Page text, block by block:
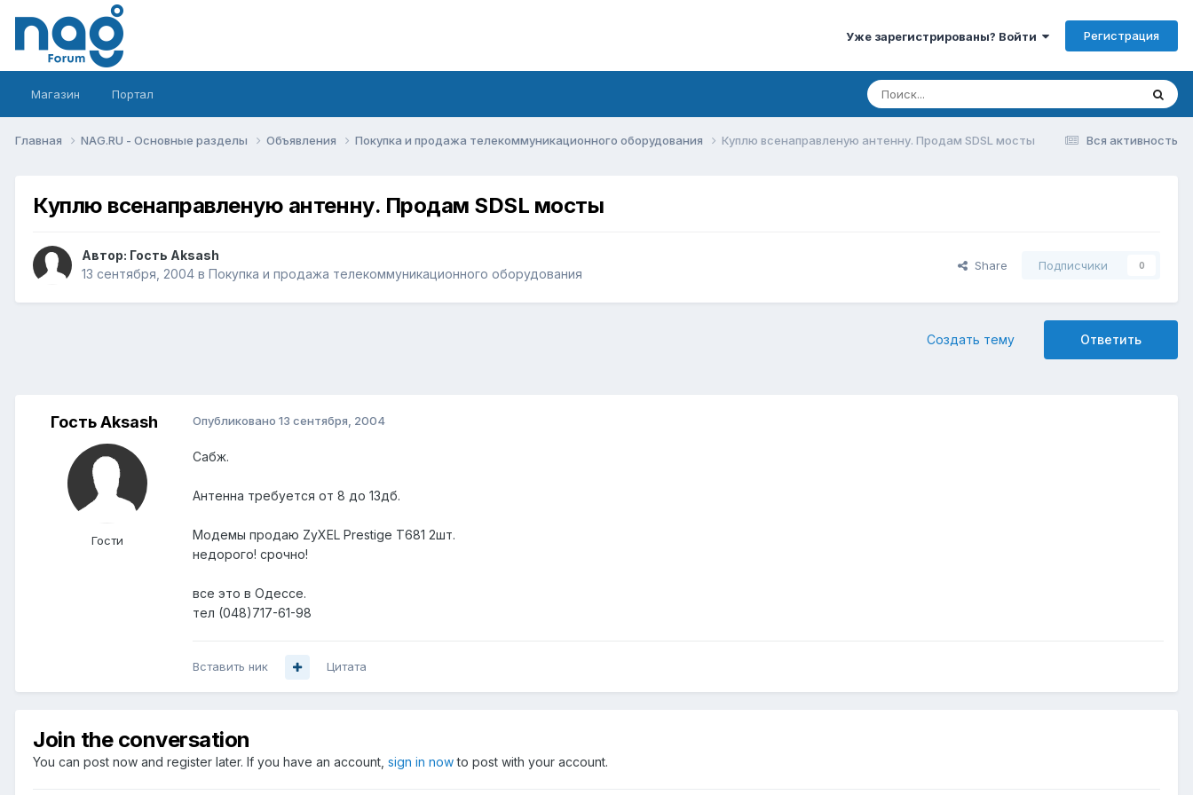
Уже зарегистрированы? Войти Регистрация
Магазин Портал
Вся активность
Главная NAG.RU - Основные разделы Объявления Покупка и продажа телекоммуникационного оборудования Куплю всенаправленую антенну. Продам SDSL мосты
Куплю всенаправленую антенну. Продам SDSL мосты
Автор: Гость Aksash
13 сентября, 2004 в Покупка и продажа телекоммуникационного оборудования
Share Подписчики 0
Ответить
Создать тему
Гость Aksash
Гости
Опубликовано 13 сентября, 2004
Сабж.
Антенна требуется от 8 до 13дб.
Мoдемы продаю ZyXEL Prestige T681 2шт.
недорого! срочно!
все это в Одессе.
тел (048)717-61-98
Вставить ник Цитата
Join the conversation
You can post now and register later. If you have an account, sign in nowto post with your account.